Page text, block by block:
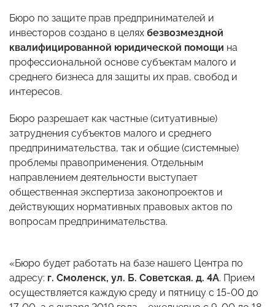
Бюро по защите прав предпринимателей и
инвесторов создано в целях безвозмездной
квалифицированной юридической помощи на
профессиональной основе субъектам малого и
среднего бизнеса для защиты их прав, свобод и
интересов.
Бюро разрешает как частные (ситуативные)
затруднения субъектов малого и среднего
предпринимательства, так и общие (системные)
проблемы правоприменения. Отдельным
направлением деятельности выступает
общественная экспертиза законопроектов и
действующих нормативных правовых актов по
вопросам предпринимательства.
«Бюро будет работать на базе нашего Центра по
адресу: г. Смоленск, ул. Б. Советская. д. 4А. Прием
осуществляется каждую среду и пятницу с 15-00 до